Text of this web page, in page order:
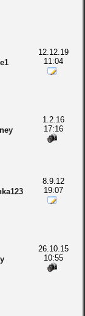
12.12.19
11:04
1.2.16
17:16
8.9.12
19:07
26.10.15
10:55